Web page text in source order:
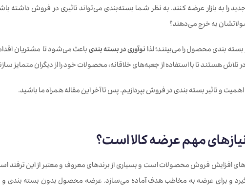
را به بازار عرضه کنند. به نظر شما بسته‌بندی می‌تواند تاثیری در فروش داشته
به خرج می‌دهند؟
بندی محصول را می‌بینند؛ لذا نوآوری در بسته بندیباعث می‌شود تا مشتریان
هستند تا با استفاده از جعبه‌های خلاقانه، محصولات خود را از دیگران متمایز
و تاثیر بسته بندی در فروش بپردازیم. پس تا آخر این مقاله همراه ما باشید.
مهم عرضه کالا است؟
افزایش فروش محصولات است و بسیاری از برندهای معروف و معتبر از این ترفند
و برای عرضه به مخاطب هدف آماده می‌سازد. عرضه محصول بدون بسته بندی و